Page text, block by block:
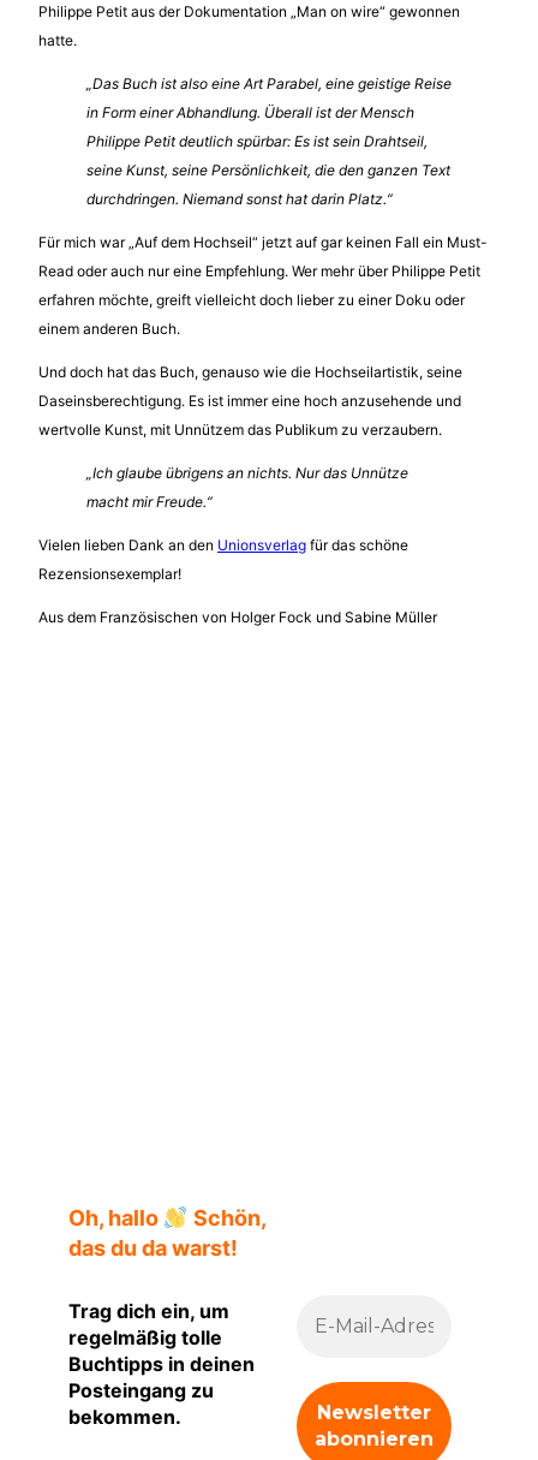
Philippe Petit aus der Dokumentation „Man on wire“ gewonnen
hatte.
„Das Buch ist also eine Art Parabel, eine geistige Reise
in Form einer Abhandlung. Überall ist der Mensch
Philippe Petit deutlich spürbar: Es ist sein Drahtseil,
seine Kunst, seine Persönlichkeit, die den ganzen Text
durchdringen. Niemand sonst hat darin Platz.“
Für mich war „Auf dem Hochseil“ jetzt auf gar keinen Fall ein Must-
Read oder auch nur eine Empfehlung. Wer mehr über Philippe Petit
erfahren möchte, greift vielleicht doch lieber zu einer Doku oder
einem anderen Buch.
Und doch hat das Buch, genauso wie die Hochseilartistik, seine
Daseinsberechtigung. Es ist immer eine hoch anzusehende und
wertvolle Kunst, mit Unnützem das Publikum zu verzaubern.
„Ich glaube übrigens an nichts. Nur das Unnütze
macht mir Freude.“
Vielen lieben Dank an den Unionsverlag für das schöne
Rezensionsexemplar!
Aus dem Französischen von Holger Fock und Sabine Müller
Oh, hallo
Schön,
das du da warst!
Trag dich ein, um
regelmäßig tolle
Buchtipps in deinen
Posteingang zu
bekommen.